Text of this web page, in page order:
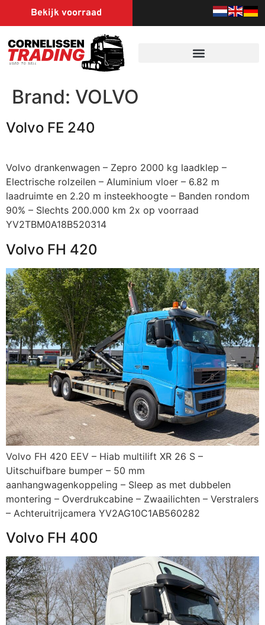
Bekijk voorraad
Brand: VOLVO
Volvo FE 240
Volvo drankenwagen – Zepro 2000 kg laadklep –
Electrische rolzeilen – Aluminium vloer – 6.82 m
laadruimte en 2.20 m insteekhoogte – Banden rondom
90% – Slechts 200.000 km 2x op voorraad
YV2TBM0A18B520314
Volvo FH 420
Volvo FH 420 EEV – Hiab multilift XR 26 S –
Uitschuifbare bumper – 50 mm
aanhangwagenkoppeling – Sleep as met dubbelen
montering – Overdrukcabine – Zwaailichten – Verstralers
– Achteruitrijcamera YV2AG10C1AB560282
Volvo FH 400